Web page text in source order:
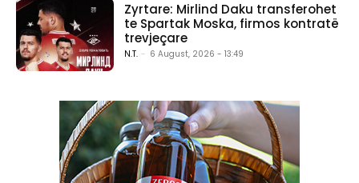
Zyrtare: Mirlind Daku transferohet
te Spartak Moska, firmos kontratë
trevjeçare
N.T. - 6 August, 2026 - 13:49